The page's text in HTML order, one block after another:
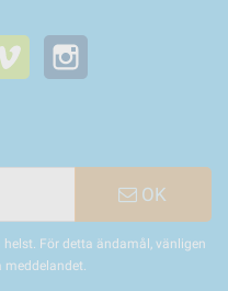
Vimeo
OK
För detta ändamål, vänligen